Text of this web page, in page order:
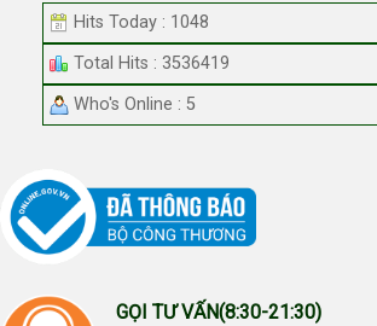
Hits Today : 1048
Total Hits : 3536419
Who's Online : 5
GỌI TƯ VẤN(8:30-21:30)